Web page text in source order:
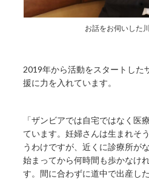
お話をお伺いした
2019年から活動をスタートした
援に力を入れています。
「ザンビアでは自宅ではなく医
ています。妊婦さんは生まれそ
うわけですが、近くに診療所が
始まってから何時間も歩かなけ
す。間に合わずに道中で出産し